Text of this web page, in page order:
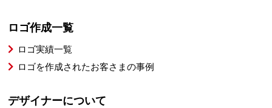
ロゴ作成一覧
ロゴ実績一覧
ロゴを作成されたお客さまの事例
デザイナーについて